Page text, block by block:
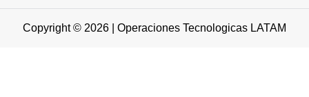
Copyright © 2026 | Operaciones Tecnologicas LATAM